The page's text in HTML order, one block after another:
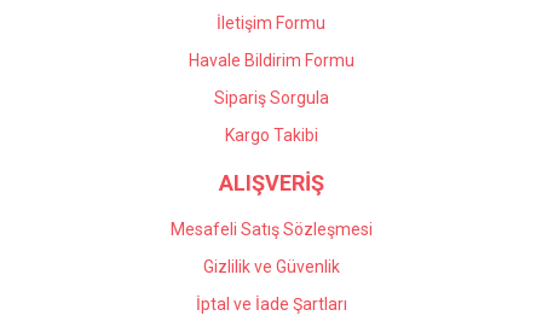
İletişim Formu
Havale Bildirim Formu
Sipariş Sorgula
Kargo Takibi
ALIŞVERİŞ
Mesafeli Satış Sözleşmesi
Gizlilik ve Güvenlik
İptal ve İade Şartları